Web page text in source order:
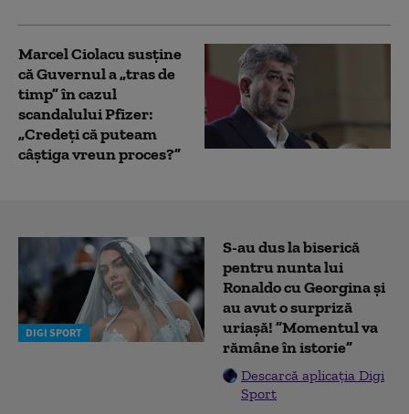
Marcel Ciolacu susține
că Guvernul a „tras de
timp” în cazul
scandalului Pfizer:
„Credeți că puteam
câștiga vreun proces?”
DIGI SPORT
S-au dus la biserică
pentru nunta lui
Ronaldo cu Georgina și
au avut o surpriză
uriașă! ”Momentul va
rămâne în istorie”
Descarcă aplicația Digi
Sport